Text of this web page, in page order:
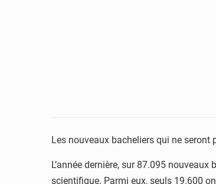
Les nouveaux bacheliers qui ne seront
L’année dernière, sur 87.095
scientifique. Parmi eux, seuls 19.600